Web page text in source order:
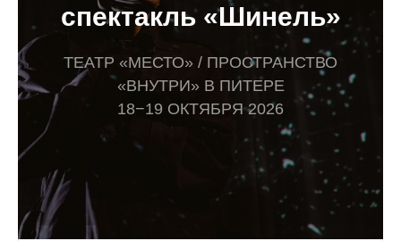
спектакль «Шинель»
ТЕАТР «МЕСТО» / ПРОСТРАНСТВО
«ВНУТРИ» В ПИТЕРЕ
18−19 ОКТЯБРЯ 2026